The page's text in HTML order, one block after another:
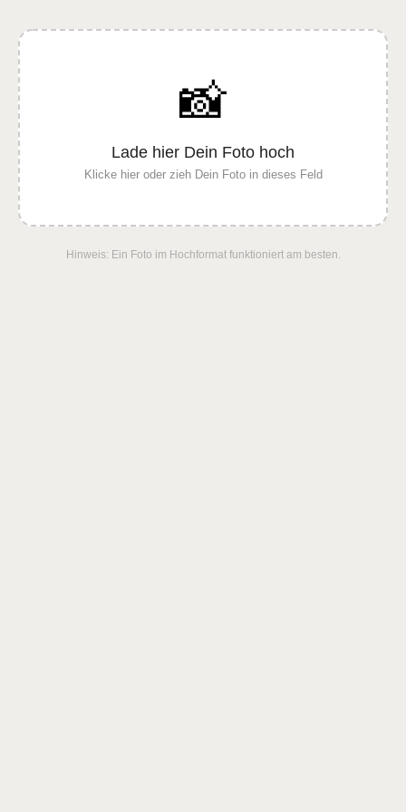
📸
Lade hier Dein Foto hoch
Klicke hier oder zieh Dein Foto in dieses Feld
Hinweis: Ein Foto im Hochformat funktioniert am besten.